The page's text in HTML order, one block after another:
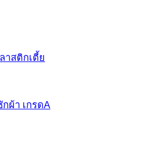
ผ้า เกรดA